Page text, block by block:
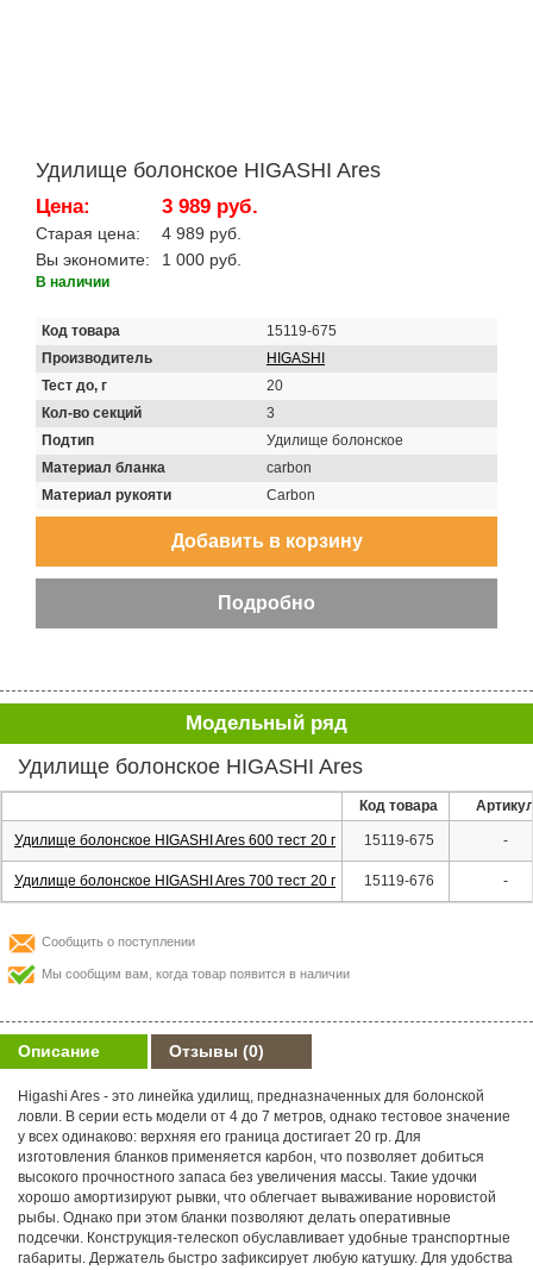
Удилище болонское HIGASHI Ares
Цена: 3 989 руб.
Старая цена:
4 989 руб.
Вы экономите:
1 000 руб.
В наличии
Код товара
15119-675
Производитель
HIGASHI
Тест до, г
20
Кол-во секций
3
Подтип
Удилище болонское
Материал бланка
carbon
Материал рукояти
Carbon
Модельный ряд
Удилище болонское HIGASHI Ares
Код товара
Удилище болонское HIGASHI Ares 600 тест 20 г 15119-675 -
Удилище болонское HIGASHI Ares 700 тест 20 г 15119-676 -
Сообщить о поступлении
Мы сообщим вам, когда товар появится в наличии
Описание Отзывы (0)
Higashi Ares - это линейка удилищ, предназначенных для болонской
ловли. В серии есть модели от 4 до 7 метров, однако тестовое значение
у всех одинаково: верхняя его граница достигает 20 гр. Для
изготовления бланков применяется карбон, что позволяет добиться
высокого прочностного запаса без увеличения массы. Такие удочки
хорошо амортизируют рывки, что облегчает вываживание норовистой
рыбы. Однако при этом бланки позволяют делать оперативные
подсечки. Конструкция-телескоп обуславливает удобные транспортные
габариты. Держатель быстро зафиксирует любую катушку. Для удобства